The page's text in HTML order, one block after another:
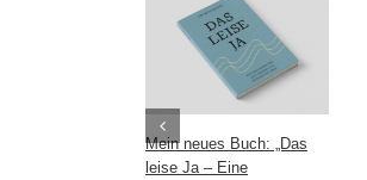
Mein neues Buch: „Das
leise Ja – Eine